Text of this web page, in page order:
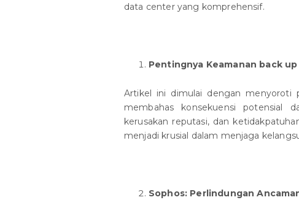
data center yang komprehensif.
Pentingnya Keamanan back
Artikel ini dimulai dengan menyoroti
membahas konsekuensi potensial
kerusakan reputasi, dan
menjadi krusial dalam menjaga
Sophos: Perlindungan